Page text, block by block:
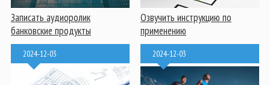
Записать аудиоролик
банковские продукты
Озвучить инструкцию по
применению
2024-12-03 2024-12-03